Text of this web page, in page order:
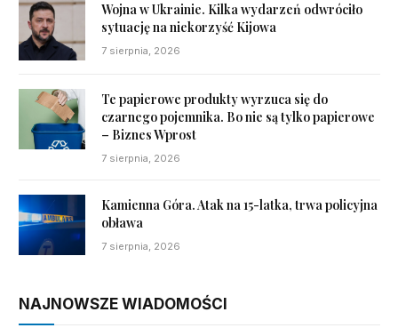
Wojna w Ukrainie. Kilka wydarzeń odwróciło
sytuację na niekorzyść Kijowa
7 sierpnia, 2026
Te papierowe produkty wyrzuca się do
czarnego pojemnika. Bo nie są tylko papierowe
– Biznes Wprost
7 sierpnia, 2026
Kamienna Góra. Atak na 15-latka, trwa policyjna
obława
7 sierpnia, 2026
NAJNOWSZE WIADOMOŚCI